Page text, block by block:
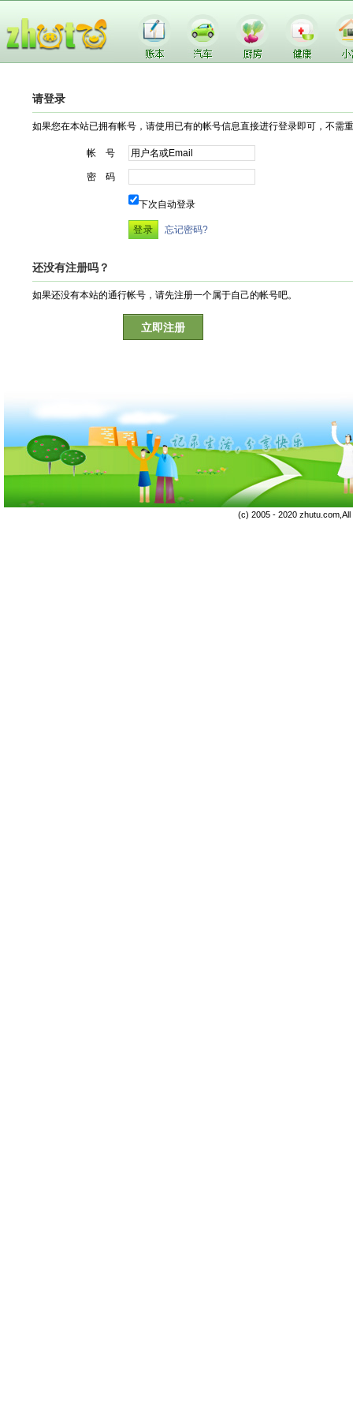
请登录
如果您在本站已拥有帐号，请使用已有的帐号信息直接进行登录即可，不需
帐 号
密 码
下次自动登录
忘记密码?
还没有注册吗？
如果还没有本站的通行帐号，请先注册一个属于自己的帐号吧。
立即注册
(c) 2005 - 2020